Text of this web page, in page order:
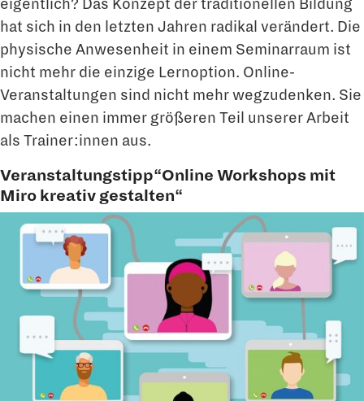
eigentlich? Das Konzept der traditionellen Bildung
hat sich in den letzten Jahren radikal verändert. Die
physische Anwesenheit in einem Seminarraum ist
nicht mehr die einzige Lernoption. Online-
Veranstaltungen sind nicht mehr wegzudenken. Sie
machen einen immer größeren Teil unserer Arbeit
als Trainer:innen aus.
Veranstaltungstipp“Online Workshops mit
Miro kreativ gestalten“